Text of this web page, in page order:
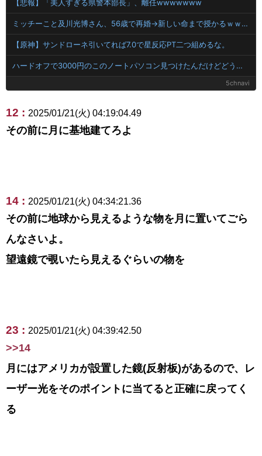
【悲報】「美人すぎる県警本部長」、離任wwwwwww
ミッチーこと及川光博さん、56歳で再婚→新しい命まで授かるｗｗｗｗｗ
【原神】サンドローネ引いてれば7.0で星反応PT二つ組めるな。
ハードオフで3000円のこのノートパソコン見つけたんだけどどうですか？
5chnavi
12 : 2025/01/21(火) 04:19:04.49
その前に月に基地建てろよ
14 : 2025/01/21(火) 04:34:21.36
その前に地球から見えるような物を月に置いてごら
んなさいよ。
望遠鏡で覗いたら見えるぐらいの物を
23 : 2025/01/21(火) 04:39:42.50
>>14
月にはアメリカが設置した鏡(反射板)があるので、レ
ーザー光をそのポイントに当てると正確に戻ってく
る